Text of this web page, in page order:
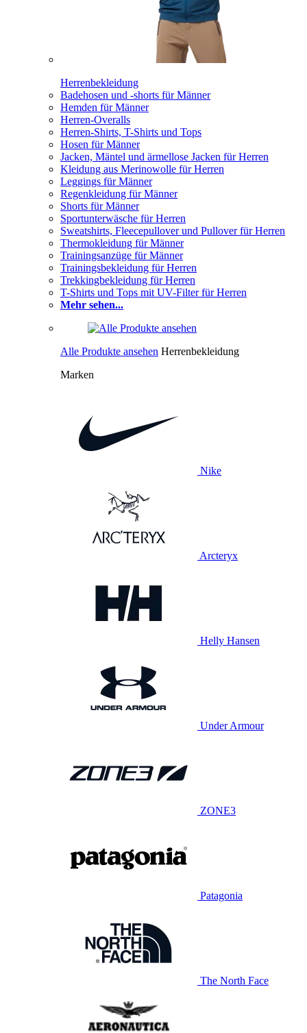
Herrenbekleidung
Badehosen und -shorts für Männer
Hemden für Männer
Herren-Overalls
Herren-Shirts, T-Shirts und Tops
Hosen für Männer
Jacken, Mäntel und ärmellose Jacken für Herren
Kleidung aus Merinowolle für Herren
Leggings für Männer
Regenkleidung für Männer
Shorts für Männer
Sportunterwäsche für Herren
Sweatshirts, Fleecepullover und Pullover für Herren
Thermokleidung für Männer
Trainingsanzüge für Männer
Trainingsbekleidung für Herren
Trekkingbekleidung für Herren
T-Shirts und Tops mit UV-Filter für Herren
Mehr sehen...
Alle Produkte ansehen Herrenbekleidung
Marken
Nike
Arcteryx
Helly Hansen
Under Armour
ZONE3
Patagonia
The North Face